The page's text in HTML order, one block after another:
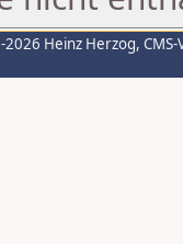
Heinz Herzog,